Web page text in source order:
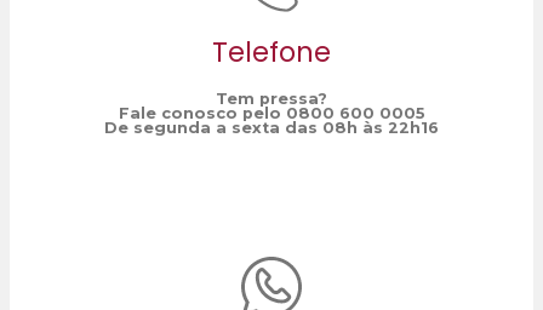
Telefone
Tem pressa?
Fale conosco pelo 0800 600 0005
De segunda a sexta das 08h às 22h16